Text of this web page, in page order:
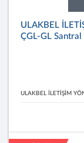
ULAKBEL
ÇGL-GL
ULAKBEL İLETİŞİM